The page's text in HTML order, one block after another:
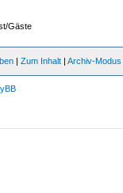
Gäste
|Zum Inhalt |Archiv-Modus